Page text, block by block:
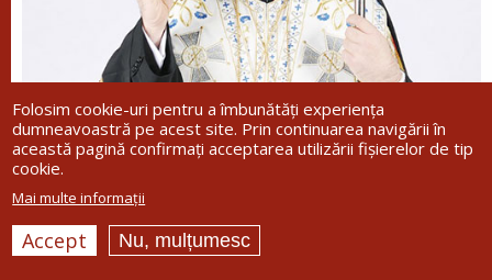
Înaltpreasfinţitul
Folosim cookie-uri pentru a îmbunătăți experiența
dumneavoastră pe acest site. Prin continuarea navigării în
această pagină confirmați acceptarea utilizării fișierelor de tip
cookie.
Mai multe informații
Accept Nu, mulțumesc